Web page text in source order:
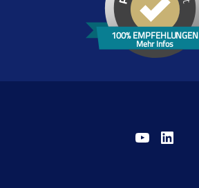
100% EMPFEHLUNGEN
Mehr Infos
YouTube LinkedIn